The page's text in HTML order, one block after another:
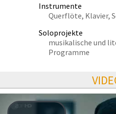
Instrumente
Querflöte, Klavier,
Soloprojekte
musikalische und
Programme